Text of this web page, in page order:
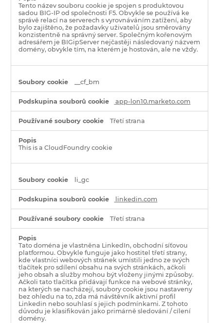
Tento název souboru cookie je spojen s produktovou
sadou BIG-IP od společnosti F5. Obvykle se používá ke
správě relací na serverech s vyrovnáváním zatížení, aby
bylo zajištěno, že požadavky uživatelů jsou směrovány
konzistentně na správný server. Společným kořenovým
adresářem je BIGipServer nejčastěji následovaný názvem
domény, obvykle tím, na kterém je hostován, ale ne vždy.
__cf_bm
app-lon10.marketo.com
Třetí strana
This is a CloudFoundry cookie
li_gc
linkedin.com
Třetí strana
Tato doména je vlastněna LinkedIn, obchodní síťovou
platformou. Obvykle funguje jako hostitel třetí strany,
kde vlastníci webových stránek umístili jedno ze svých
tlačítek pro sdílení obsahu na svých stránkách, ačkoli
jeho obsah a služby mohou být vloženy jinými způsoby.
Ačkoli tato tlačítka přidávají funkce na webové stránky,
na kterých se nacházejí, soubory cookie jsou nastaveny
bez ohledu na to, zda má návštěvník aktivní profil
Linkedin nebo souhlasí s jejich podmínkami. Z tohoto
důvodu je klasifikován jako primárně sledování / cílení
domény.